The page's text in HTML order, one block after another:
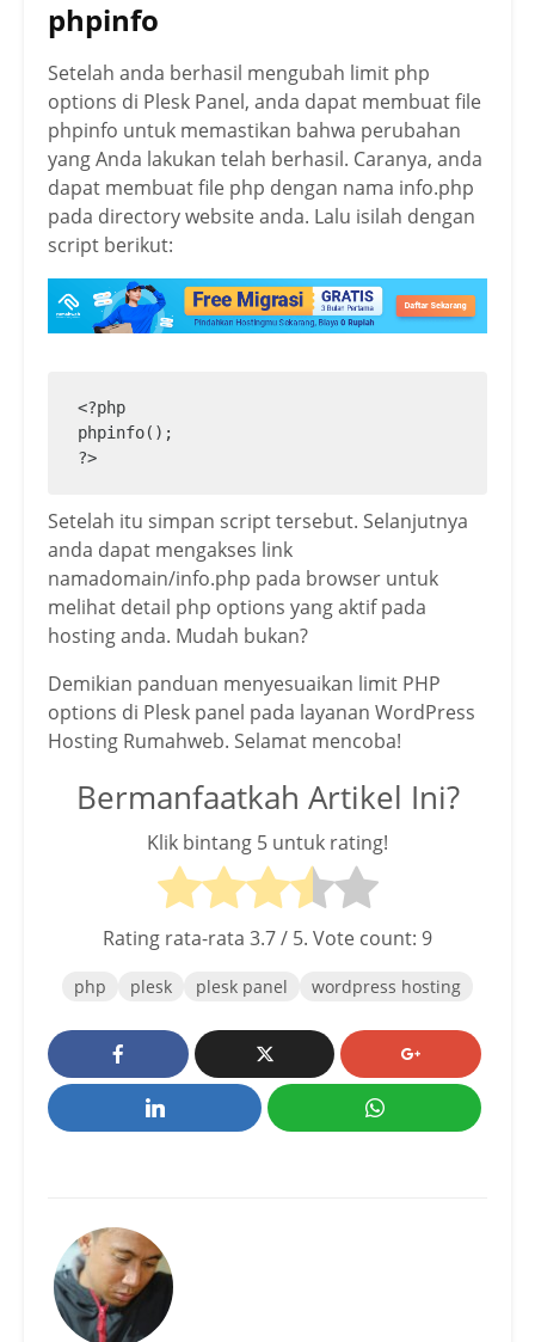
phpinfo
Setelah anda berhasil mengubah limit php
options di Plesk Panel, anda dapat membuat file
phpinfo untuk memastikan bahwa perubahan
yang Anda lakukan telah berhasil. Caranya, anda
dapat membuat file php dengan nama info.php
pada directory website anda. Lalu isilah dengan
script berikut:
<?php
phpinfo();
?>
Setelah itu simpan script tersebut. Selanjutnya
anda dapat mengakses link
namadomain/info.php pada browser untuk
melihat detail php options yang aktif pada
hosting anda. Mudah bukan?
Demikian panduan menyesuaikan limit PHP
options di Plesk panel pada layanan WordPress
Hosting Rumahweb. Selamat mencoba!
Bermanfaatkah Artikel Ini?
Klik bintang 5 untuk rating!
Rating rata-rata 3.7/ 5. Vote count: 9
php plesk plesk panel wordpress hosting